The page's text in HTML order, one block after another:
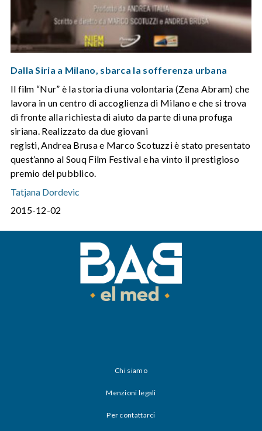
Dalla Siria a Milano, sbarca la sofferenza urbana
Il film “Nur” è la storia di una volontaria (Zena Abram) che
lavora in un centro di accoglienza di Milano e che si trova
di fronte alla richiesta di aiuto da parte di una profuga
siriana. Realizzato da due giovani
registi, Andrea Brusa e Marco Scotuzzi è stato presentato
quest’anno al Souq Film Festival e ha vinto il prestigioso
premio del pubblico.
Tatjana Dordevic
2015-12-02
Chi siamo
Menzioni legali
Per contattarci